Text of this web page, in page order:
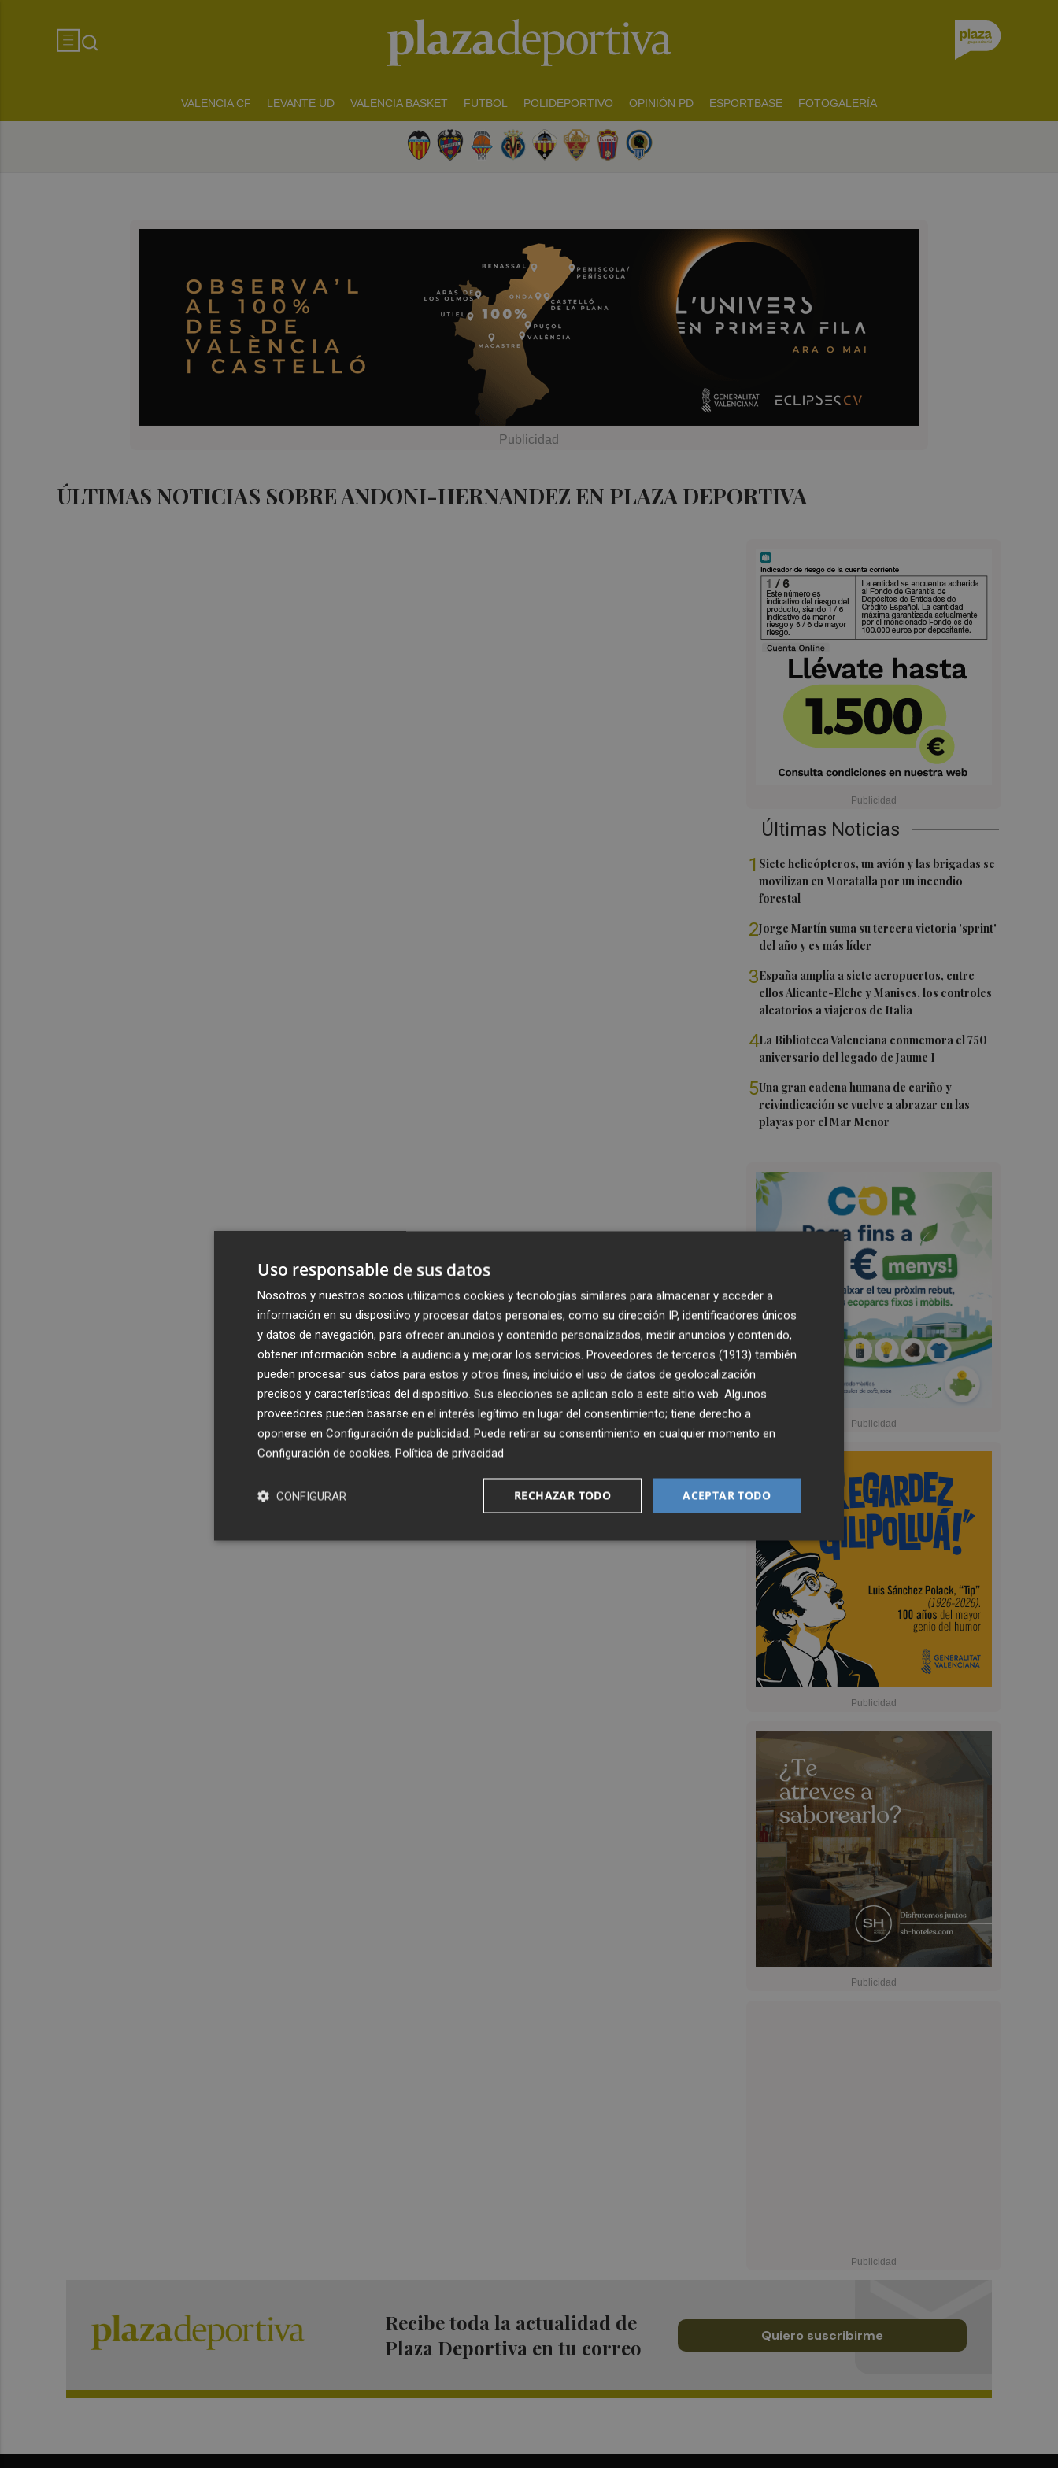
VALENCIA CF LEVANTE UD VALENCIA BASKET FUTBOL POLIDEPORTIVO OPINIÓN PD ESPORTBASE FOTOGALERÍA
ÚLTIMAS NOTICIAS SOBRE ANDONI-HERNANDEZ EN PLAZA DEPORTIVA
Últimas Noticias
1 Siete helicópteros, un avión y las brigadas se
movilizan en Moratalla por un incendio
forestal
2Jorge Martín suma su tercera victoria 'sprint'
del año y es más líder
3España amplía a siete aeropuertos, entre
ellos Alicante-Elche y Manises, los controles
aleatorios a viajeros de Italia
4La Biblioteca Valenciana conmemora el 750
aniversario del legado de Jaume I
5Una gran cadena humana de cariño y
reivindicación se vuelve a abrazar en las
playas por el Mar Menor
Recibe toda la actualidad de
Plaza Deportiva en tu correo
Quiero suscribirme
Uso responsable de sus datos
Nosotros y nuestros socios utilizamos cookies y tecnologías similares para almacenar y acceder a
información en su dispositivo y procesar datos personales, como su dirección IP, identificadores únicos
y datos de navegación, para ofrecer anuncios y contenido personalizados, medir anuncios y contenido,
obtener información sobre la audiencia y mejorar los servicios. Proveedores de terceros (1913) también
pueden procesar sus datos para estos y otros fines, incluido el uso de datos de geolocalización
precisos y características del dispositivo. Sus elecciones se aplican solo a este sitio web. Algunos
proveedores pueden basarse en el interés legítimo en lugar del consentimiento; tiene derecho a
oponerse en Configuración de publicidad. Puede retirar su consentimiento en cualquier momento en
Configuración de cookies. Política de privacidad
ACEPTAR TODO
RECHAZAR TODO
CONFIGURAR